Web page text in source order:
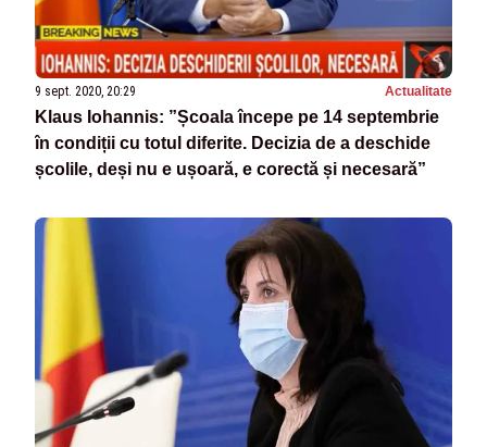
9 sept. 2020, 20:29 Actualitate
Klaus Iohannis: ”Școala începe pe 14 septembrie
în condiții cu totul diferite. Decizia de a deschide
școlile, deși nu e ușoară, e corectă și necesară”